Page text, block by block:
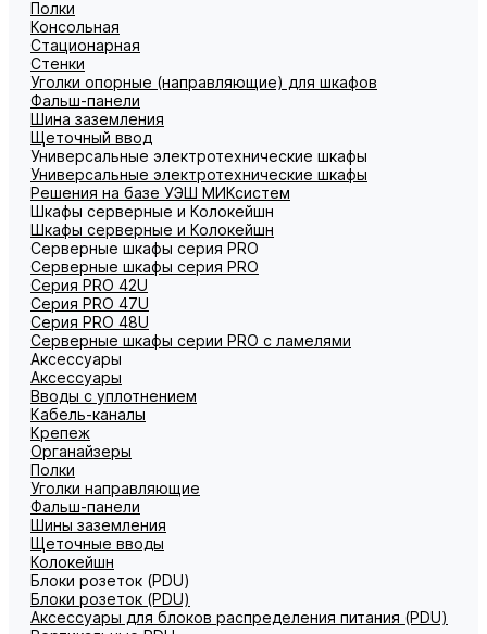
Полки
Консольная
Стационарная
Стенки
Уголки опорные (направляющие) для шкафов
Фальш-панели
Шина заземления
Щеточный ввод
Универсальные электротехнические шкафы
Универсальные электротехнические шкафы
Решения на базе УЭШ МИКсистем
Шкафы серверные и Колокейшн
Шкафы серверные и Колокейшн
Серверные шкафы серия PRO
Серверные шкафы серия PRO
Серия PRO 42U
Серия PRO 47U
Серия PRO 48U
Серверные шкафы серии PRO с ламелями
Аксессуары
Аксессуары
Вводы с уплотнением
Кабель-каналы
Крепеж
Органайзеры
Полки
Уголки направляющие
Фальш-панели
Шины заземления
Щеточные вводы
Колокейшн
Блоки розеток (PDU)
Блоки розеток (PDU)
Аксессуары для блоков распределения питания (PDU)